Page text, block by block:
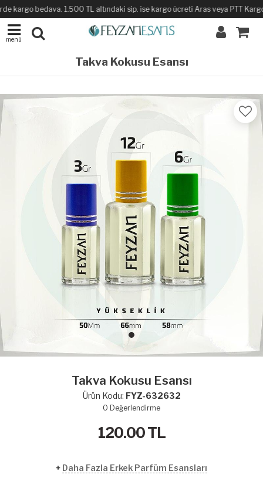
kargo bedava. 1.500 TL altındaki sip. ise kargo ücreti Aras veya PTT
menü
Takva Kokusu Esansı
Takva Kokusu Esansı
Ürün Kodu: FYZ-632632
0 Değerlendirme
120.00TL
+ Daha Fazla Erkek Parfüm Esansları